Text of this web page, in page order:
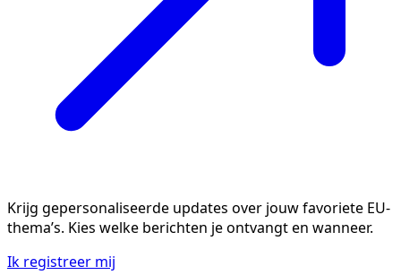
Krijg gepersonaliseerde updates over jouw favoriete EU-
thema’s. Kies welke berichten je ontvangt en wanneer.
Ik registreer mij